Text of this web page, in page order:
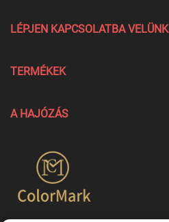
LÉPJEN KAPCSOLATBA VELÜNK
TERMÉKEK
A HAJÓZÁS